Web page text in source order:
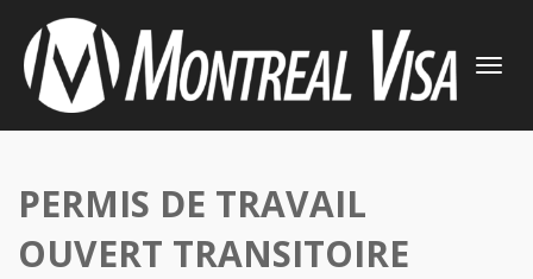
TOGGLE
PERMIS DE TRAVAIL
OUVERT TRANSITOIRE